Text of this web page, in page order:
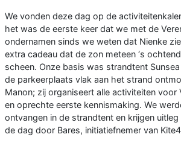
We vonden deze dag op de
het was de eerste keer dat we met de
ondernamen sinds we weten dat Nienke
extra cadeau dat de zon meteen ‘s
scheen. Onze basis was strandtent
de parkeerplaats vlak aan het strand
Manon; zij organiseert alle activiteiten voor
en oprechte eerste kennismaking. We
ontvangen in de strandtent en krijgen
de dag door Bares, initiatiefnemer van